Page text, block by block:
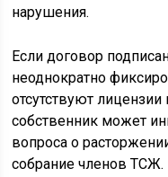
нарушения.
Если договор
неоднократно
отсутствуют
собственник может
вопроса о
собрание членов ТСЖ.